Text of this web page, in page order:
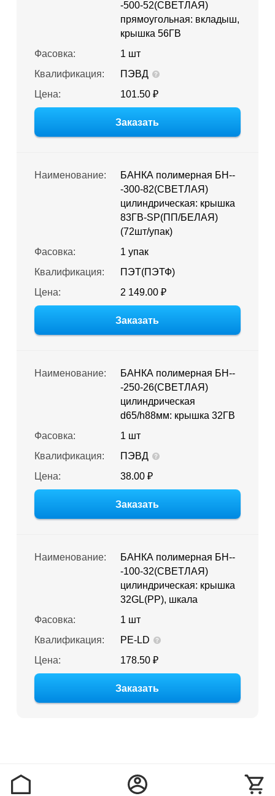
-500-52(СВЕТЛАЯ)
прямоугольная: вкладыш,
крышка 56ГВ
Фасовка:
1 шт
Квалификация:
ПЭВД
Цена:
101.50 ₽
Заказать
Наименование:
БАНКА полимерная БН--
-300-82(СВЕТЛАЯ)
цилиндрическая: крышка
83ГВ-SP(ПП/БЕЛАЯ)
(72шт/упак)
Фасовка:
1 упак
Квалификация:
ПЭТ(ПЭТФ)
Цена:
2 149.00 ₽
Заказать
Наименование:
БАНКА полимерная БН--
-250-26(СВЕТЛАЯ)
цилиндрическая
d65/h88мм: крышка 32ГВ
Фасовка:
1 шт
Квалификация:
ПЭВД
Цена:
38.00 ₽
Заказать
Наименование:
БАНКА полимерная БН--
-100-32(СВЕТЛАЯ)
цилиндрическая: крышка
32GL(PP), шкала
Фасовка:
1 шт
Квалификация:
PE-LD
Цена:
178.50 ₽
Заказать